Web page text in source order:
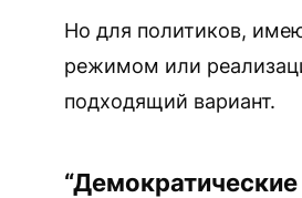
Но для политиков,
режимом или
подходящий вариант.